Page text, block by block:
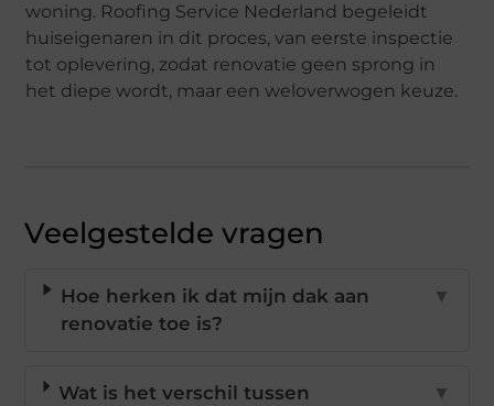
woning. Roofing Service Nederland begeleidt
huiseigenaren in dit proces, van eerste inspectie
tot oplevering, zodat renovatie geen sprong in
het diepe wordt, maar een weloverwogen keuze.
Veelgestelde vragen
Hoe herken ik dat mijn dak aan
renovatie toe is?
▼
Wat is het verschil tussen
▼